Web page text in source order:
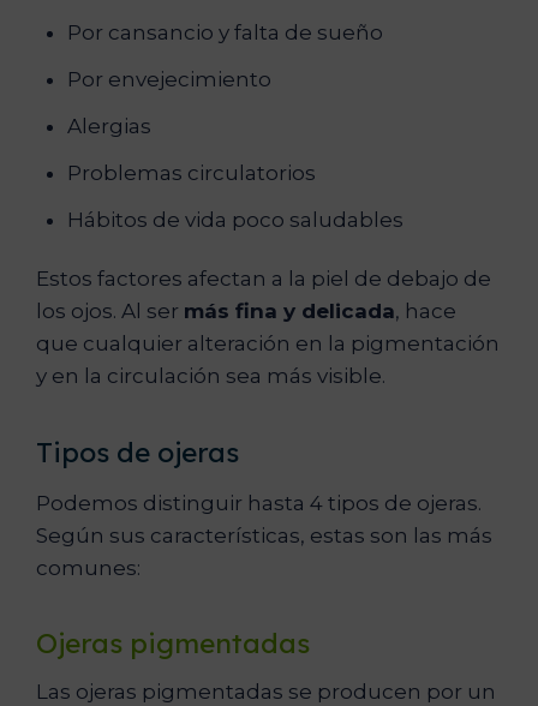
Por cansancio y falta de sueño
Por envejecimiento
Alergias
Problemas circulatorios
Hábitos de vida poco saludables
Estos factores afectan a la piel de debajo de
los ojos. Al ser más fina y delicada, hace
que cualquier alteración en la pigmentación
y en la circulación sea más visible.
Tipos de ojeras
Podemos distinguir hasta 4 tipos de ojeras.
Según sus características, estas son las más
comunes:
Ojeras pigmentadas
Las ojeras pigmentadas se producen por un